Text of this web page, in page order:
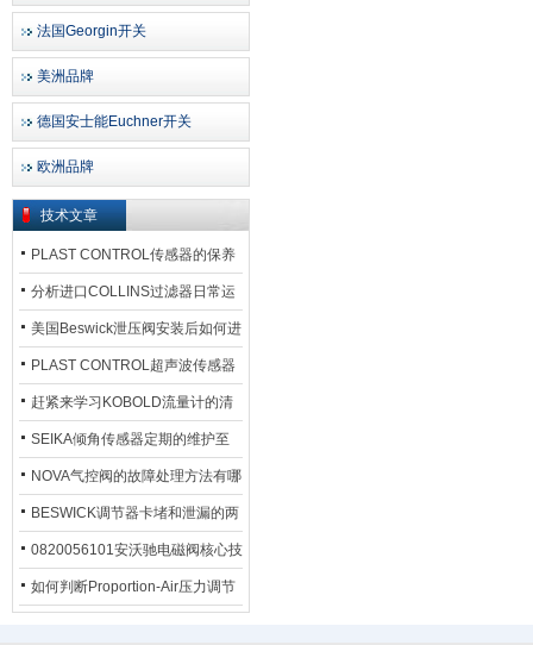
法国Georgin开关
美洲品牌
德国安士能Euchner开关
欧洲品牌
技术文章
PLAST CONTROL传感器的保养
方法
分析进口COLLINS过滤器日常运
行排污步骤
美国Beswick泄压阀安装后如何进
行调试?
PLAST CONTROL超声波传感器
工作原理了解吗？
赶紧来学习KOBOLD流量计的清
洗流程吧
SEIKA倾角传感器定期的维护至
关重要
NOVA气控阀的故障处理方法有哪
些？
BESWICK调节器卡堵和泄漏的两
大问题解决措施
0820056101安沃驰电磁阀核心技
术参数
如何判断Proportion-Air压力调节